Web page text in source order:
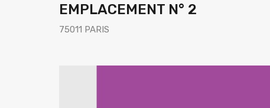
EMPLACEMENT N° 2
75011 PARIS